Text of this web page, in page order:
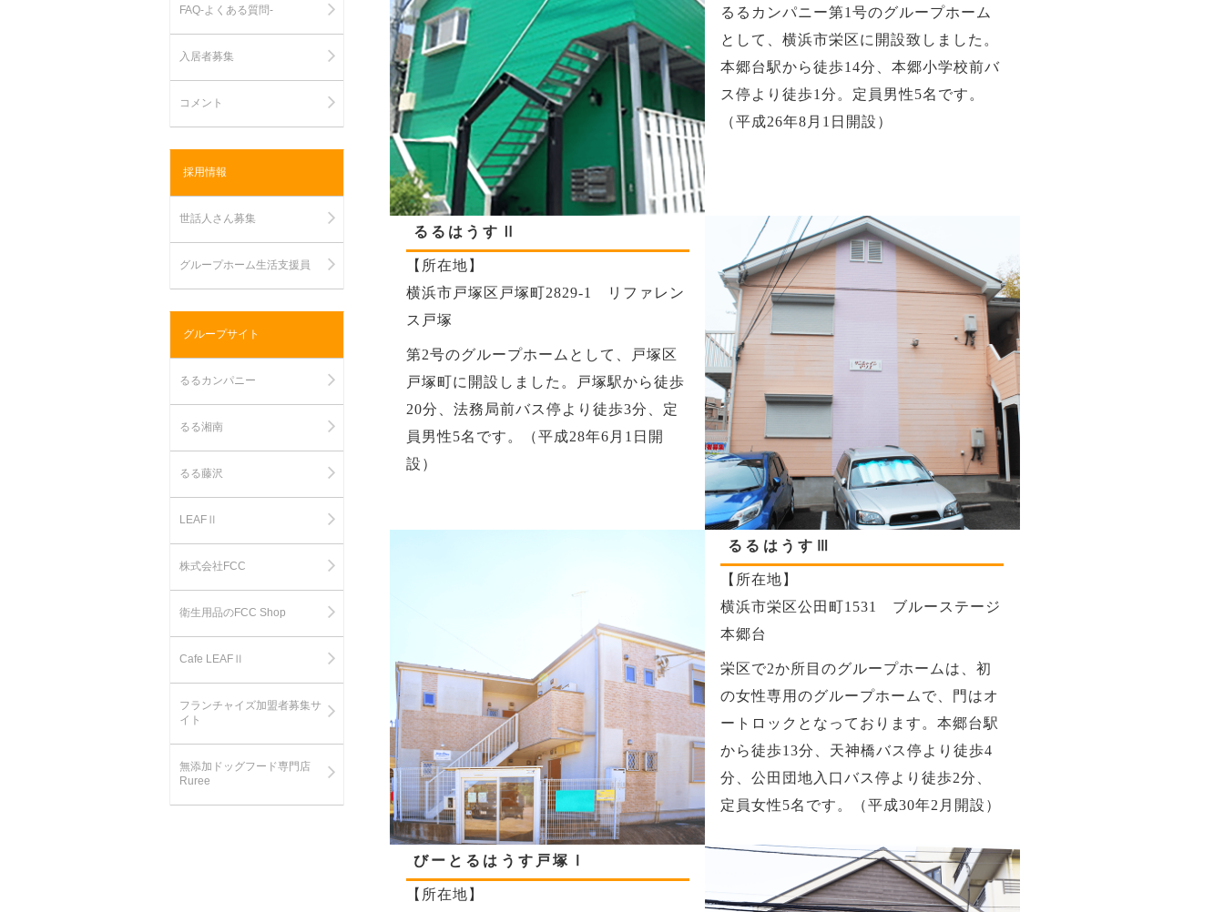
るるカンパニー第1号のグループホーム
として、横浜市栄区に開設致しました。
本郷台駅から徒歩14分、本郷小学校前バ
ス停より徒歩1分。定員男性5名です。
（平成26年8月1日開設）
るるはうすⅡ
【所在地】
横浜市戸塚区戸塚町2829-1 リファレン
ス戸塚
第2号のグループホームとして、戸塚区
戸塚町に開設しました。戸塚駅から徒歩
20分、法務局前バス停より徒歩3分、定
員男性5名です。（平成28年6月1日開
設）
るるはうすⅢ
【所在地】
横浜市栄区公田町1531 ブルーステージ
本郷台
栄区で2か所目のグループホームは、初
の女性専用のグループホームで、門はオ
ートロックとなっております。本郷台駅
から徒歩13分、天神橋バス停より徒歩4
分、公田団地入口バス停より徒歩2分、
定員女性5名です。（平成30年2月開設）
びーとるはうす戸塚Ⅰ
【所在地】
FAQ-よくある質問-
入居者募集
コメント
採用情報
世話人さん募集
グループホーム生活支援員
グループサイト
るるカンパニー
るる湘南
るる藤沢
LEAFⅡ
株式会社FCC
衛生用品のFCC Shop
Cafe LEAFⅡ
フランチャイズ加盟者募集サ
イト
無添加ドッグフード専門店
Ruree